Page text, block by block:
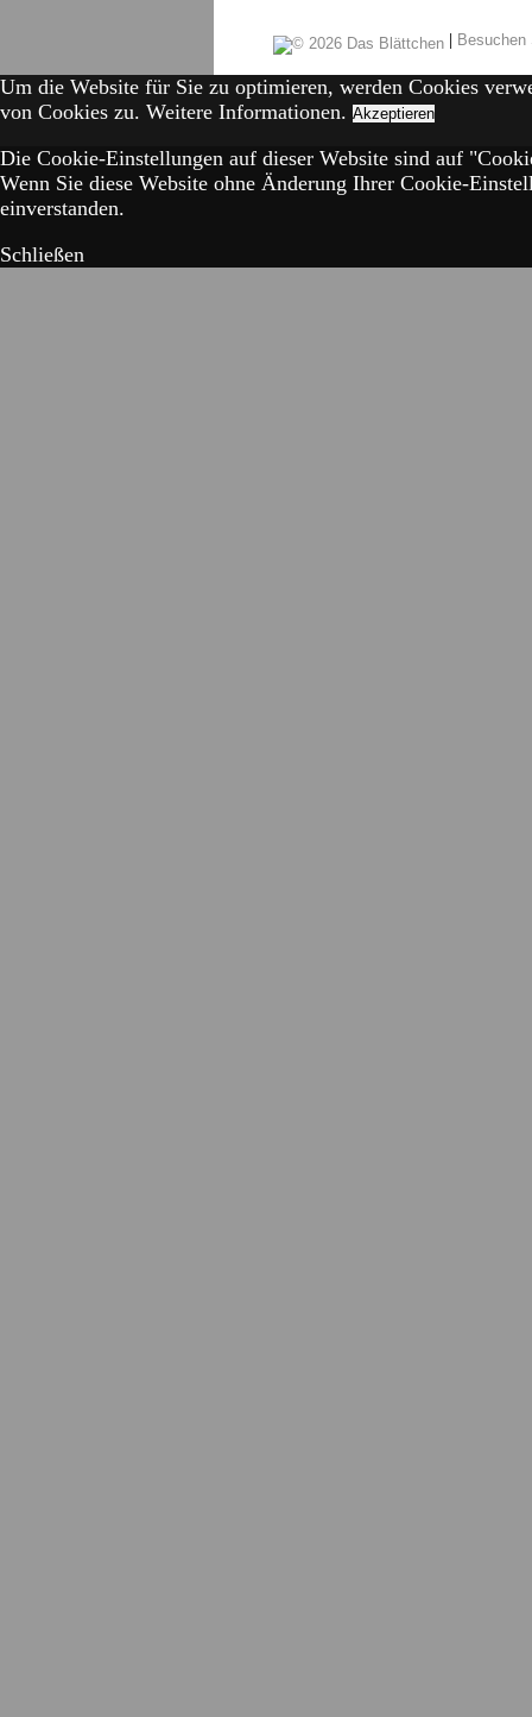
|
Um die Website für Sie zu optimieren, werden Cookies
von Cookies zu. Weitere Informationen. Akzeptieren
Die Cookie-Einstellungen auf dieser Website sind auf
Wenn Sie diese Website ohne Änderung Ihrer Cookie-
einverstanden.
Schließen